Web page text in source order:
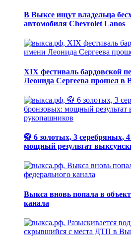
В Выксе ищут владельца
автомобиля Chevrolet Lanos
XIX фестиваль бардовской
Леонида Сергеева прошел в
🥋 6 золотых, 3 серебряных,
мощный результат
Выкса вновь попала в
канала